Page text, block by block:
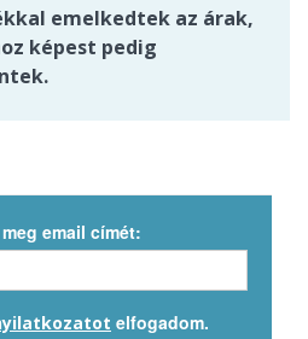
emelkedtek az árak,
képest pedig
email címét:
elfogadom.